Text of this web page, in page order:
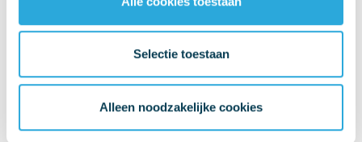
Selectie toestaan
Alleen noodzakelijke cookies
Herman Miller Mirra 2
Graphite - white
Herman Miller Mirra 2
studio white